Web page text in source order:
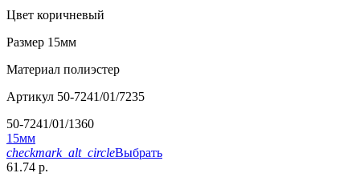
Цвет коричневый
Размер 15мм
Материал полиэстер
Артикул 50-7241/01/7235
50-7241/01/1360
15мм
checkmark_alt_circleВыбрать
61.74 р.